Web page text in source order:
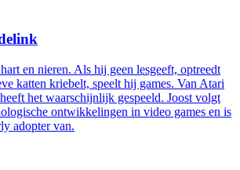
en nieren. Als hij geen lesgeeft, optreedt
katten kriebelt, speelt hij games. Van Atari
het waarschijnlijk gespeeld. Joost volgt
ontwikkelingen in video games en is
adopter van.